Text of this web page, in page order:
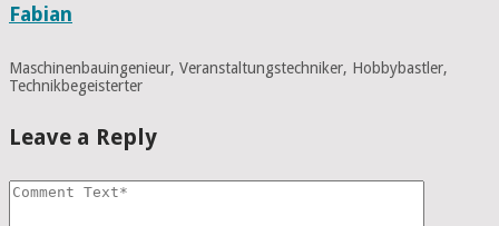
Fabian
Maschinenbauingenieur, Veranstaltungstechniker, Hobbybastler,
Technikbegeisterter
Leave a Reply